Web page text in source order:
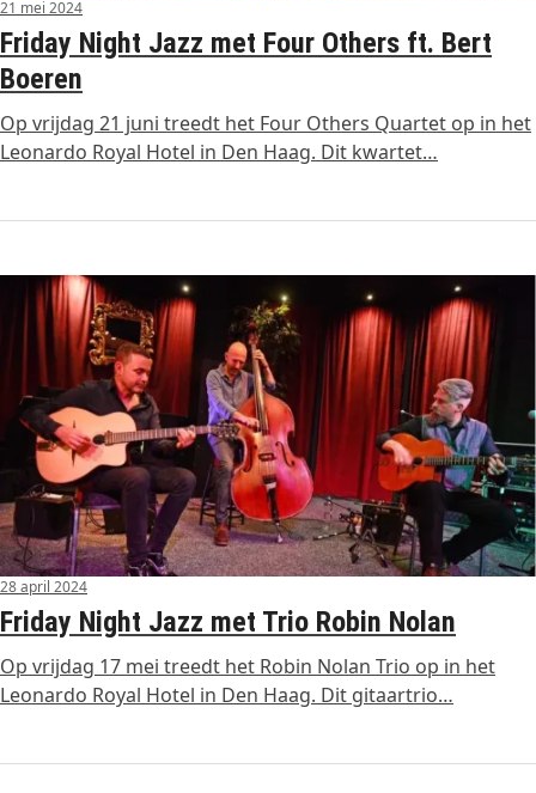
21 mei 2024
Friday Night Jazz met Four Others ft. Bert
Boeren
Op vrijdag 21 juni treedt het Four Others Quartet op in het
Leonardo Royal Hotel in Den Haag. Dit kwartet…
28 april 2024
Friday Night Jazz met Trio Robin Nolan
Op vrijdag 17 mei treedt het Robin Nolan Trio op in het
Leonardo Royal Hotel in Den Haag. Dit gitaartrio…